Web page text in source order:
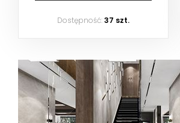
Dostępność:37 szt.